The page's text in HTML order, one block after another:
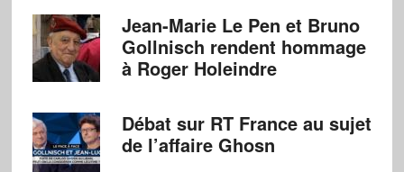
Jean-Marie Le Pen et Bruno
Gollnisch rendent hommage
à Roger Holeindre
Débat sur RT France au sujet
de l’affaire Ghosn